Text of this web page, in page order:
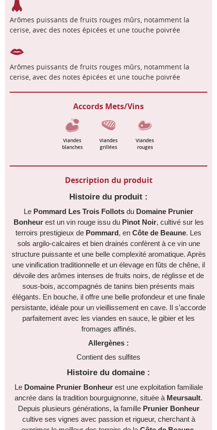
Arômes puissants de fruits rouges mûrs, notamment la
cerise, avec des notes épicées et une touche poivrée
Arômes puissants de fruits rouges mûrs, notamment la
cerise, avec des notes épicées et une touche poivrée
Accords Mets/Vins
Viandes
blanches
Viandes
grillées
Viandes
rouges
Description du produit
Histoire du produit :
Le Pommard Les Trois Follots du Domaine Prunier
Bonheurest un vin rouge issu du Pinot Noir, cultivé sur les
terroirs prestigieux de Pommard, en Côte de Beaune. Les
sols argilo-calcaires et bien drainés confèrent à ce vin une
structure puissante et une belle complexité aromatique. Après
une vinification traditionnelle et un élevage en fûts de chêne, il
dévoile des arômes intenses de fruits noirs, de réglisse et de
sous-bois, accompagnés de tanins bien présents mais
élégants. En bouche, il offre une belle profondeur et une finale
persistante, idéale pour un vieillissement en cave. Il s’accorde
parfaitement avec les viandes en sauce, le gibier et les
fromages affinés.
Allergènes :
Contient des sulfites
Histoire du domaine :
Le Domaine Prunier Bonheurest une exploitation familiale
ancrée dans la tradition bourguignonne, située à Meursault.
Depuis plusieurs générations, la famille Prunier Bonheur
cultive ses vignes avec passion et rigueur, cherchant à